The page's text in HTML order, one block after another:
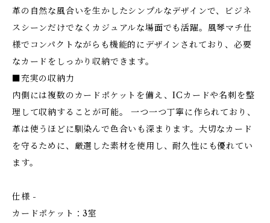
革の自然な風合いを生かしたシンプルなデザインで、ビジネ
スシーンだけでなくカジュアルな場面でも活躍。風琴マチ仕
様でコンパクトながらも機能的にデザインされており、必要
なカードをしっかり収納できます。
■充実の収納力
内側には複数のカードポケットを備え、ICカードや名刺を整
理して収納することが可能。 一つ一つ丁寧に作られており、
革は使うほどに馴染んで色合いも深まります。大切なカード
を守るために、厳選した素材を使用し、耐久性にも優れてい
ます。
仕様 -
カードポケット：3室